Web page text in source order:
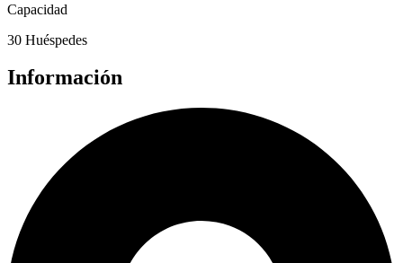
Capacidad
30 Huéspedes
Información